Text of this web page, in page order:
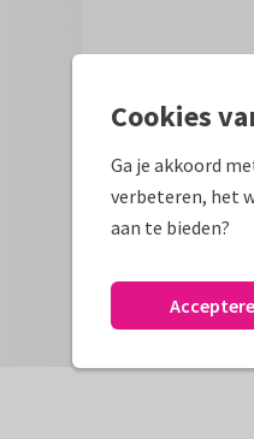
Cookies
Ga je akkoord
verbeteren, het
aan te bieden?